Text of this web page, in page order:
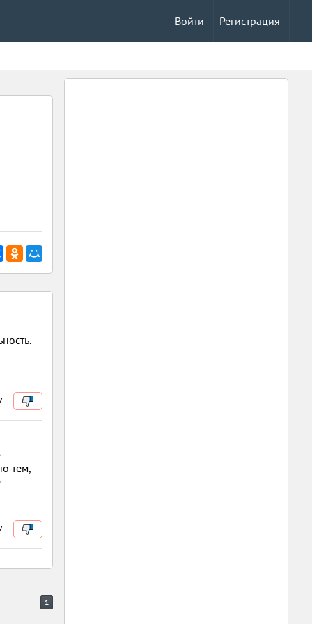
Регистрация
Войти
тем,
1